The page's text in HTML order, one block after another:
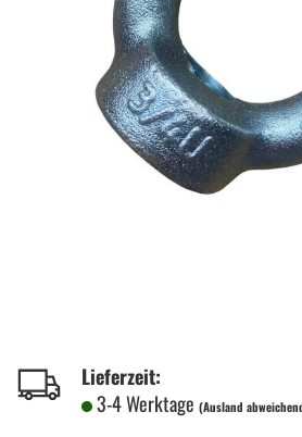
Lieferzeit:
3-4 Werktage (Ausland